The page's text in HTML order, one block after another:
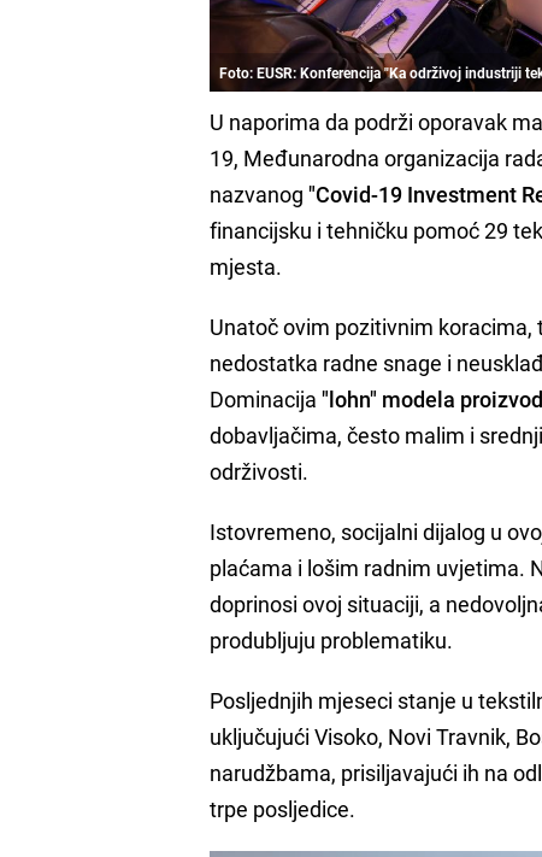
Foto: EUSR: Konferencija "Ka održivoj industriji
U naporima da podrži oporavak
19, Međunarodna organizacija
nazvanog "Covid-19 Investment
financijsku i tehničku pomoć 29
mjesta.
Unatoč ovim pozitivnim
nedostatka radne snage i
Dominacija"lohn" modela
dobavljačima, često malim i
održivosti.
Istovremeno, socijalni dijalog u
plaćama i lošim radnim uvjetima.
doprinosi ovoj situaciji, a
produbljuju problematiku.
Posljednjih mjeseci stanje u
uključujući Visoko, Novi Travnik,
narudžbama, prisiljavajući ih na
trpe posljedice.